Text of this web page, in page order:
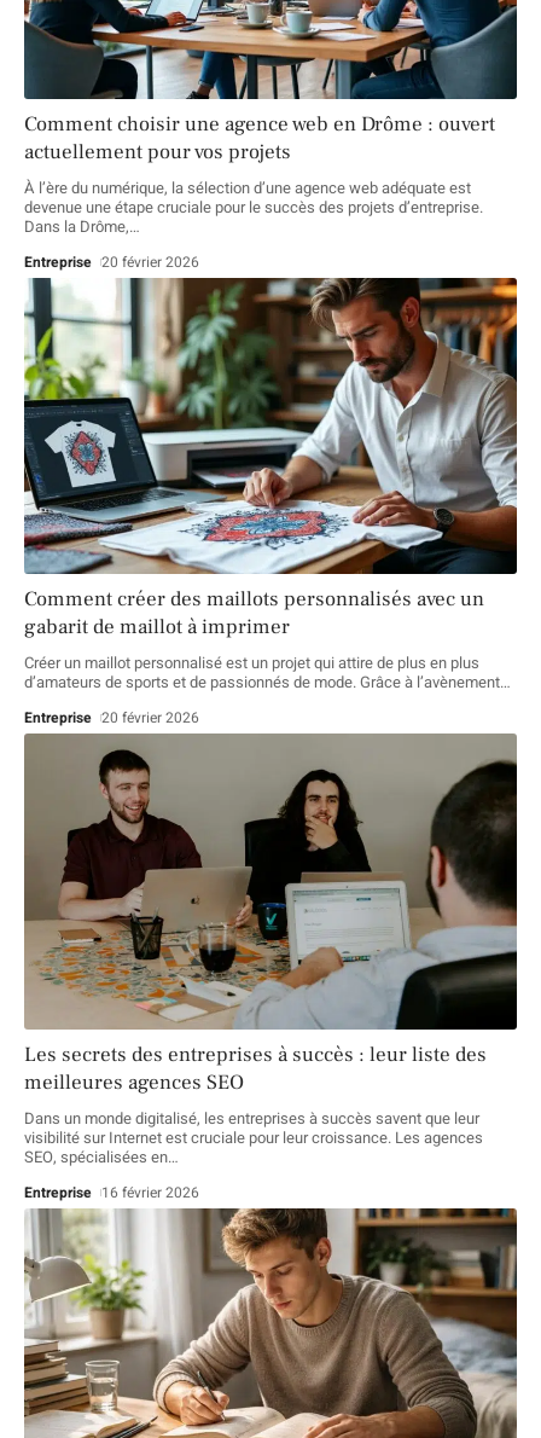
Comment choisir une agence web en Drôme : ouvert
actuellement pour vos projets
À l’ère du numérique, la sélection d’une agence web adéquate est
devenue une étape cruciale pour le succès des projets d’entreprise.
Dans la Drôme,…
Entreprise 20 février 2026
Comment créer des maillots personnalisés avec un
gabarit de maillot à imprimer
Créer un maillot personnalisé est un projet qui attire de plus en plus
d’amateurs de sports et de passionnés de mode. Grâce à l’avènement…
Entreprise 20 février 2026
Les secrets des entreprises à succès : leur liste des
meilleures agences SEO
Dans un monde digitalisé, les entreprises à succès savent que leur
visibilité sur Internet est cruciale pour leur croissance. Les agences
SEO, spécialisées en…
Entreprise 16 février 2026